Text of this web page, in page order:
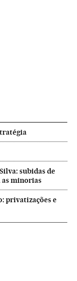
subidas de
as minorias
privatizações e